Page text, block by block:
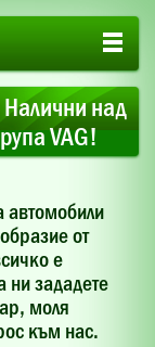
Налични над
VAG!
автомобили
от
е
ни зададете
моля
към нас.